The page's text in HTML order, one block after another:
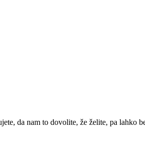
da nam to dovolite, že želite, pa lahko